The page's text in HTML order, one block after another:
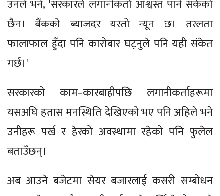
उनले भने, 'सरकारले लगानीकर्ता आश्वस्त पार्न सकेको
छैन। बैंकको ब्याजदर यस्तो न्यून छ। तरलता
फालाफाल हुँदा पनि कारोबार घट्नुले पनि यही संकेत
गर्छ।'
सरकारको काम–कारबाहीपछि लगानीकर्ताहरूमा
यसअघि हतास मनस्थिति देखिएको भए पनि अहिले भने
उनीहरू पर्ख र हेरको अवस्थामा रहेको पनि फुलेल
बताउँछन्।
अब आउने बजेटमा सेयर बजारलाई कसरी सम्बोधन